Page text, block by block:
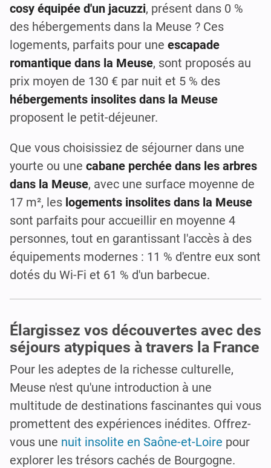
cosy équipée d'un jacuzzi, présent dans 0 %
des hébergements dans la Meuse ? Ces
logements, parfaits pour une escapade
romantique dans la Meuse, sont proposés au
prix moyen de 130 € par nuit et 5 % des
hébergements insolites dans la Meuse
proposent le petit-déjeuner.
Que vous choisissiez de séjourner dans une
yourte ou une cabane perchée dans les arbres
dans la Meuse, avec une surface moyenne de
17 m², les logements insolites dans la Meuse
sont parfaits pour accueillir en moyenne 4
personnes, tout en garantissant l'accès à des
équipements modernes : 11 % d'entre eux sont
dotés du Wi-Fi et 61 % d'un barbecue.
Élargissez vos découvertes avec des
séjours atypiques à travers la France
Pour les adeptes de la richesse culturelle,
Meuse n'est qu'une introduction à une
multitude de destinations fascinantes qui vous
promettent des expériences inédites. Offrez-
vous une nuit insolite en Saône-et-Loire pour
explorer les trésors cachés de Bourgogne.